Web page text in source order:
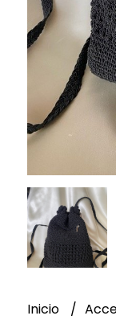
Inicio